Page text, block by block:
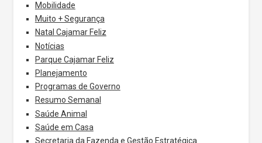
Mobilidade
Muito + Segurança
Natal Cajamar Feliz
Notícias
Parque Cajamar Feliz
Planejamento
Programas de Governo
Resumo Semanal
Saúde Animal
Saúde em Casa
Secretaria da Fazenda e Gestão Estratégica